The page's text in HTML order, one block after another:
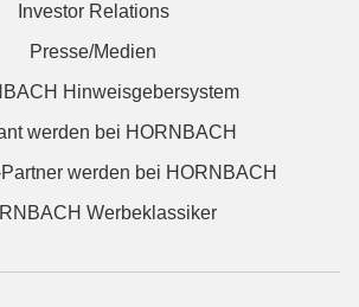
Investor Relations
Presse/Medien
Hinweisgebersystem
werden bei HORNBACH
werden bei HORNBACH
Werbeklassiker